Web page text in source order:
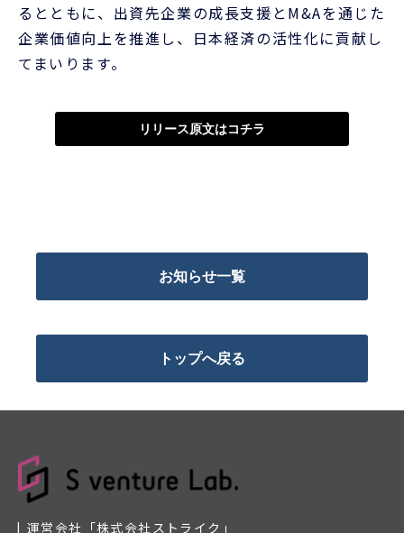
るとともに、出資先企業の成長支援とM&Aを通じた
企業価値向上を推進し、日本経済の活性化に貢献し
てまいります。
リリース原文はコチラ
お知らせ一覧
トップへ戻る
運営会社「株式会社ストライク」